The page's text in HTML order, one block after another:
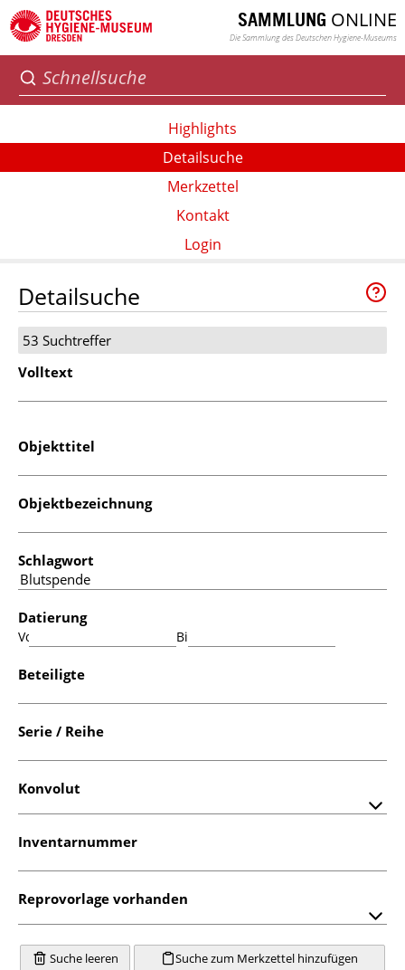
SAMMLUNG ONLINE
Die Sammlung des Deutschen Hygiene-Museums
Highlights
Detailsuche
Merkzettel
Kontakt
Login
Detailsuche
53 Suchtreffer
Volltext
Objekttitel
Objektbezeichnung
Schlagwort
Datierung
Von: Bis:
Beteiligte
Serie / Reihe
Konvolut
Inventarnummer
Reprovorlage vorhanden
Suche leeren Suche zum Merkzettel hinzufügen